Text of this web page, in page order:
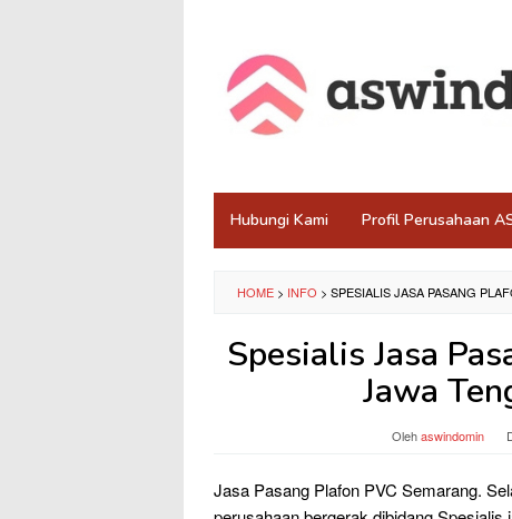
Hubungi Kami Profil Perusahaan
HOME > INFO > SPESIALIS JASA PASANG
Spesialis Jasa
Jawa
Olehaswindomin
Jasa Pasang Plafon PVC Semarang.